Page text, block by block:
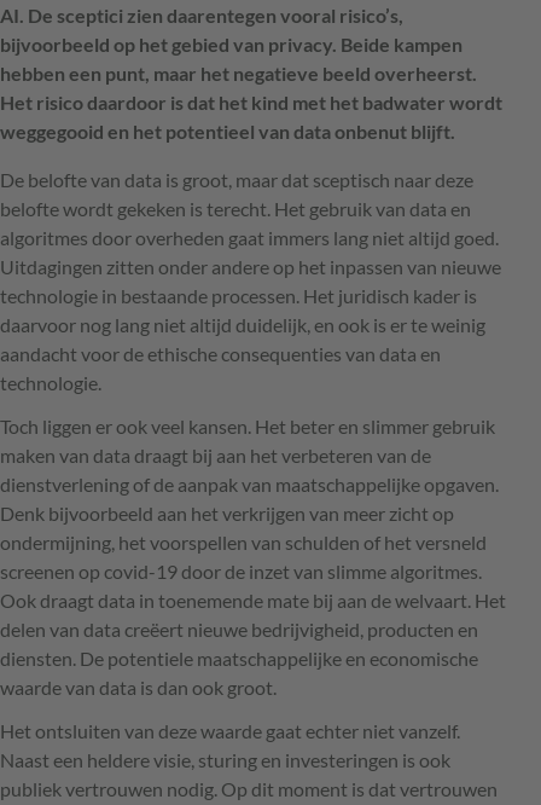
AI. De sceptici zien daarentegen vooral risico’s,
bijvoorbeeld op het gebied van privacy. Beide kampen
hebben een punt, maar het negatieve beeld overheerst.
Het risico daardoor is dat het kind met het badwater wordt
weggegooid en het potentieel van data onbenut blijft.
De belofte van data is groot, maar dat sceptisch naar deze
belofte wordt gekeken is terecht. Het gebruik van data en
algoritmes door overheden gaat immers lang niet altijd goed.
Uitdagingen zitten onder andere op het inpassen van nieuwe
technologie in bestaande processen. Het juridisch kader is
daarvoor nog lang niet altijd duidelijk, en ook is er te weinig
aandacht voor de ethische consequenties van data en
technologie.
Toch liggen er ook veel kansen. Het beter en slimmer gebruik
maken van data draagt bij aan het verbeteren van de
dienstverlening of de aanpak van maatschappelijke opgaven.
Denk bijvoorbeeld aan het verkrijgen van meer zicht op
ondermijning, het voorspellen van schulden of het versneld
screenen op covid-19 door de inzet van slimme algoritmes.
Ook draagt data in toenemende mate bij aan de welvaart. Het
delen van data creëert nieuwe bedrijvigheid, producten en
diensten. De potentiele maatschappelijke en economische
waarde van data is dan ook groot.
Het ontsluiten van deze waarde gaat echter niet vanzelf.
Naast een heldere visie, sturing en investeringen is ook
publiek vertrouwen nodig. Op dit moment is dat vertrouwen